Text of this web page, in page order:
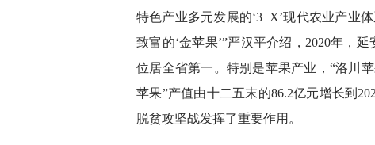
特色产业多元发展的‘3+X’现代农业产业
致富的‘金苹果’”严汉平介绍，2020年，
位居全省第一。特别是苹果产业，“洛川
苹果”产值由十二五末的86.2亿元增长到
脱贫攻坚战发挥了重要作用。